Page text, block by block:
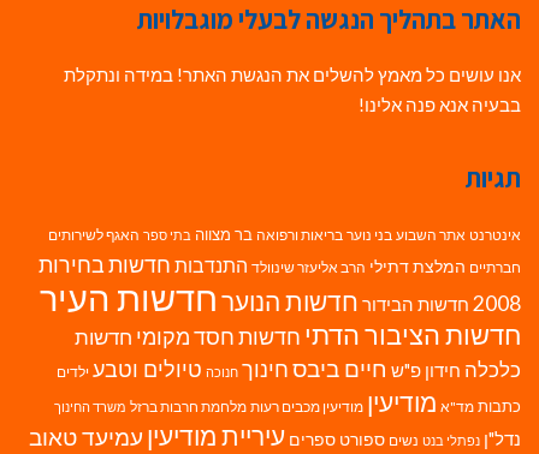
האתר בתהליך הנגשה לבעלי מוגבלויות
אנו עושים כל מאמץ להשלים את הנגשת האתר! במידה ונתקלת
בבעיה אנא פנה אלינו!
תגיות
אינטרנט אתר השבוע בני נוער בריאות ורפואה בר מצווה בתי ספר האגף לשירותים
חברתיים המלצת דתילי הרב אליעזר שינוולד התנדבות חדשות בחירות
2008 חדשות הבידור חדשות הנוערחדשות העיר
חדשות הציבור הדתי חדשות חסד מקומי חדשות
כלכלה חידון פ"ש חיים ביבסחינוך חנוכה טיולים וטבע ילדים
כתבות מד"א מודיעין מודיעין מכבים רעות מלחמת חרבות ברזל משרד החינוך
נדל"ן נפתלי בנט נשים ספורט ספרים עיריית מודיעין עמיעד טאוב